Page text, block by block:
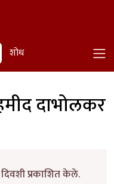
शोध
दाभोलकर
प्रकाशित केले.